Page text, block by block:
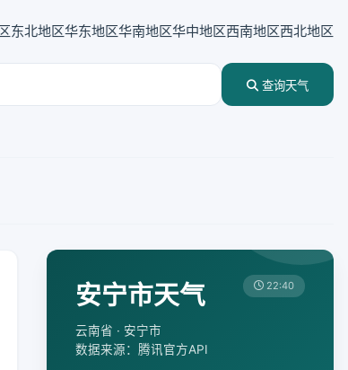
东北地区华东地区华南地区华中地区西南地区西北地区
查询天气
安宁市天气
云南省 · 安宁市
数据来源：腾讯官方API
22:40